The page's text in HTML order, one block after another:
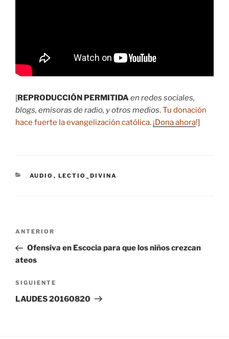
[REPRODUCCIÓN PERMITIDAen redes sociales,
blogs, emisoras de radio, y otros medios.Tu donación
hace fuerte la evangelización católica. ¡Dona ahora!]
CATEGORÍAS
AUDIO , LECTIO_DIVINA
Navegación
entradas
Entrada
anterior:
ANTERIOR
Ofensiva en Escocia para que los niños crezcan
ateos
Siguiente
entrada
SIGUIENTE
LAUDES 20160820